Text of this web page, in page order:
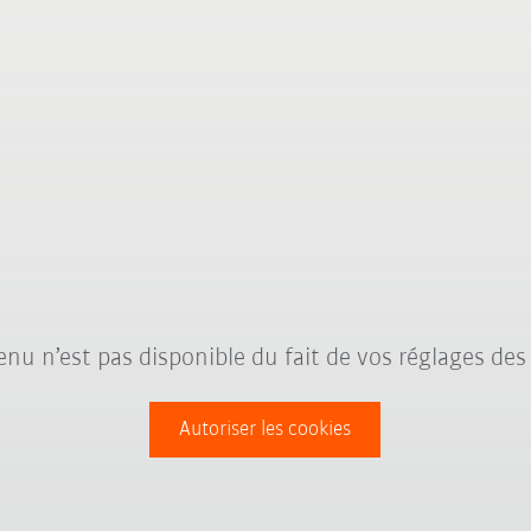
n’est pas disponible du fait de vos réglages
Autoriser les cookies